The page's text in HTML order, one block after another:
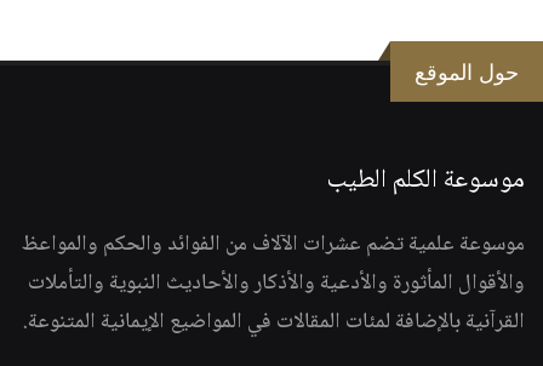
حول الموقع
موسوعة الكلم الطيب
موسوعة علمية تضم عشرات الآلاف من الفوائد والحكم والمواعظ
والأقوال المأثورة والأدعية والأذكار والأحاديث النبوية والتأملات
القرآنية بالإضافة لمئات المقالات في المواضيع الإيمانية المتنوعة.